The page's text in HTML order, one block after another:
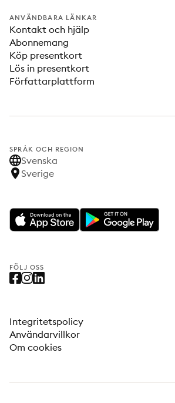
ANVÄNDBARA LÄNKAR
Kontakt och hjälp
Abonnemang
Köp presentkort
Lös in presentkort
Författarplattform
SPRÅK OCH REGION
Svenska
Sverige
FÖLJ OSS
Integritetspolicy
Användarvillkor
Om cookies